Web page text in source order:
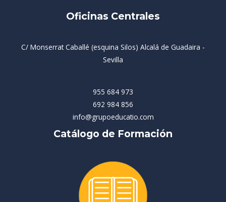
Oficinas Centrales
C/ Monserrat Caballé (esquina Silos) Alcalá de Guadaira -
Sevilla
955 684 973
692 984 856
info@grupoeducatio.com
Catálogo de Formación